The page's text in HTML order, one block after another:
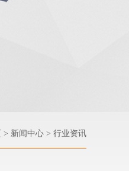
> 新闻中心 > 行业资讯